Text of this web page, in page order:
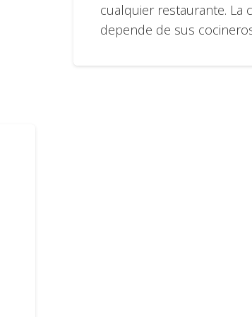
cualquier restaurante. La
depende de sus